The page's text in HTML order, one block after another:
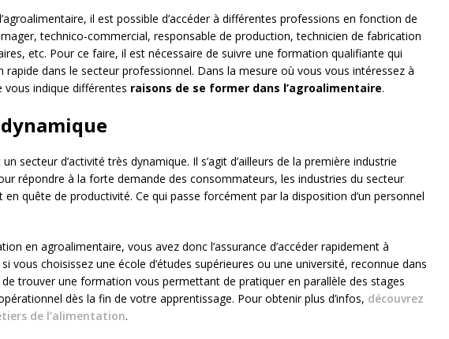
il est possible d’accéder à différentes professions en fonction de
technico-commercial, responsable de production, technicien de fabrication
etc. Pour ce faire, il est nécessaire de suivre une formation qualifiante qui
rapide dans le secteur professionnel. Dans la mesure où vous vous intéressez à
vous indique différentes raisons de se former dans l’agroalimentaire.
secteur d’activité très dynamique. Il s’agit d’ailleurs de la première industrie
répondre à la forte demande des consommateurs, les industries du secteur
quête de productivité. Ce qui passe forcément par la disposition d’un personnel
en agroalimentaire, vous avez donc l’assurance d’accéder rapidement à
vous choisissez une école d’études supérieures ou une université, reconnue dans
de trouver une formation vous permettant de pratiquer en parallèle des stages
dès la fin de votre apprentissage. Pour obtenir plus d’infos, découvrez
de l’alimentation.